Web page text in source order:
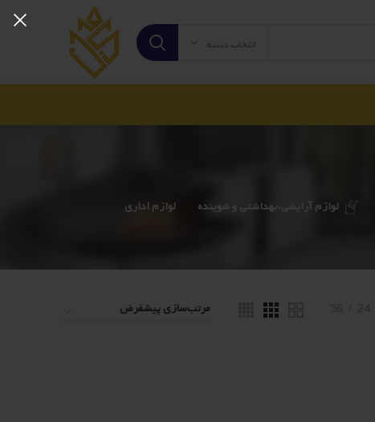
انتخاب دسته
لوازم آرایشی،بهداشتی و شوینده
لوازم اداری